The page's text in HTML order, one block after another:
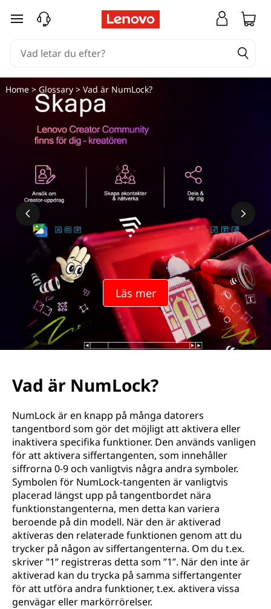
hoppa vidare till huvudinnehållet
Läs mer
Home> Glossary> Vad är NumLock?
Vad är NumLock?
NumLock är en knapp på många datorers
tangentbord som gör det möjligt att aktivera eller
inaktivera specifika funktioner. Den används vanligen
för att aktivera siffertangenten, som innehåller
siffrorna 0-9 och vanligtvis några andra symboler.
Symbolen för NumLock-tangenten är vanligtvis
placerad längst upp på tangentbordet nära
funktionstangenterna, men detta kan variera
beroende på din modell. När den är aktiverad
aktiveras den relaterade funktionen genom att du
trycker på någon av siffertangenterna. Om du t.ex.
skriver ”1” registreras detta som ”1”. När den inte är
aktiverad kan du trycka på samma siffertangenter
för att utföra andra funktioner, t.ex. aktivera vissa
genvägar eller markörrörelser.